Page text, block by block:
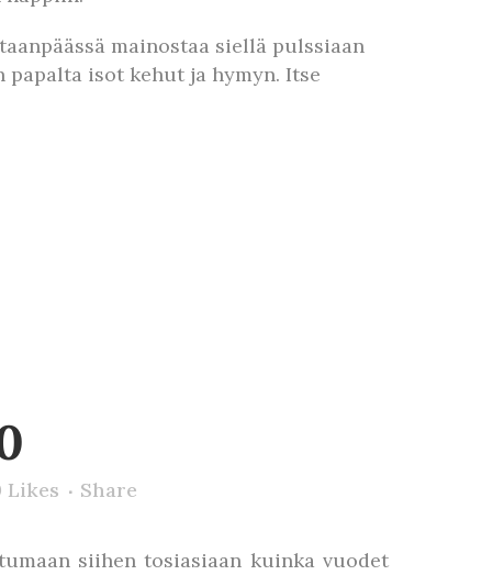
mainostaa siellä pulssiaan
isot kehut ja hymyn. Itse
Likes Share
siihen tosiasiaan kuinka vuodet